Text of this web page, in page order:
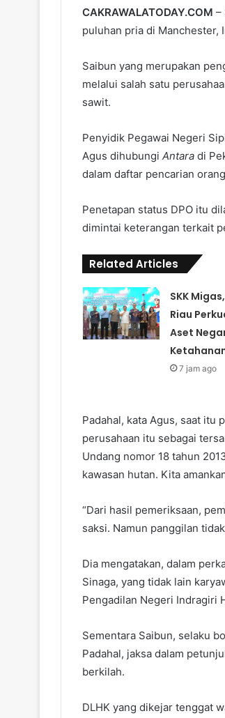
CAKRAWALATODAY.COM –
puluhan pria di Manchester,
Saibun yang merupakan
melalui salah satu
sawit.
Penyidik Pegawai Negeri
Agus dihubungi Antara di
dalam daftar pencarian
Penetapan status DPO itu
dimintai keterangan terkait
Related Articles
SKK
Riau
Aset
7 jam ago
Padahal, kata Agus, saat itu
perusahaan itu sebagai
Undang nomor 18 tahun
kawasan hutan. Kita
“Dari hasil pemeriksaan,
saksi. Namun panggilan
Dia mengatakan, dalam
Sinaga, yang tidak lain
Pengadilan Negeri Indragiri
Sementara Saibun, selaku
Padahal, jaksa dalam
berkilah.
DLHK yang dikejar tenggat